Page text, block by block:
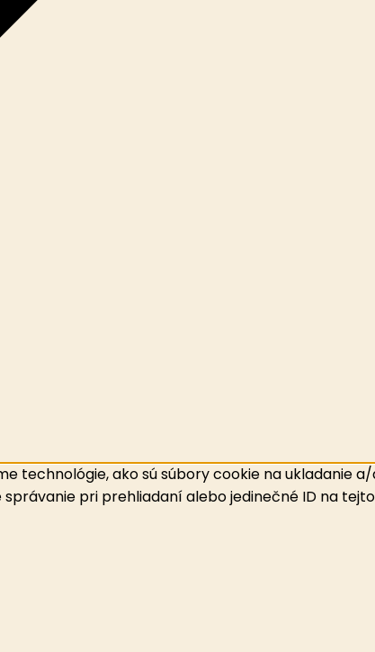
technológie, ako sú súbory cookie na ukladanie
pri prehliadaní alebo jedinečné ID na